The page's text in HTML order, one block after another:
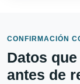
CONFIRMACIÓN
Datos
antes de